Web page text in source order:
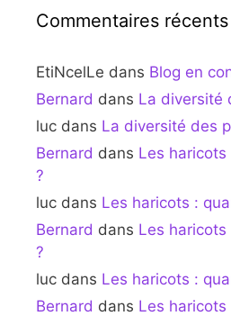
Commentaires récents
EtiNcelLe dans Blog en
Bernard dans La diversité
luc dans La diversité des
Bernard dans Les
?
luc dans Les haricots :
Bernard dans Les
?
luc dans Les haricots :
Bernard dans Les